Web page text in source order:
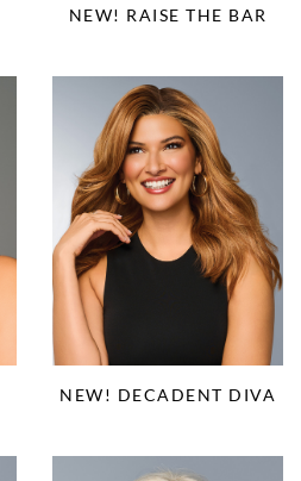
NEW! RAISE THE BAR
NEW! DECADENT DIVA